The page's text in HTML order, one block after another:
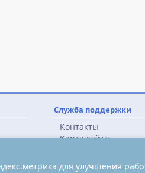
Служба поддержки
Контакты
Карта сайта
для улучшения